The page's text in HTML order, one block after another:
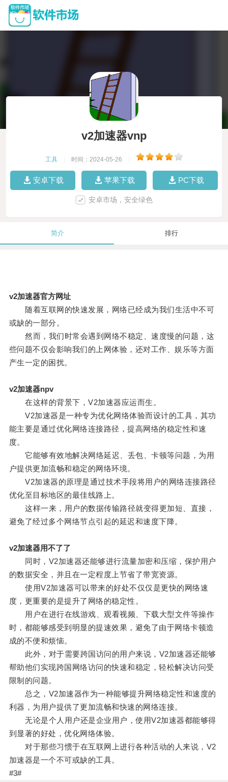
v2加速器vnp
工具 时间：2024-05-26
安卓下载 苹果下载 PC下载
安卓市场，安全绿色
简介 排行
v2加速器官方网址
随着互联网的快速发展，网络已经成为我们生活中不可
或缺的一部分。
然而，我们时常会遇到网络不稳定、速度慢的问题，这
些问题不仅会影响我们的上网体验，还对工作、娱乐等方面
产生一定的困扰。
v2加速器npv
在这样的背景下，V2加速器应运而生。
V2加速器是一种专为优化网络体验而设计的工具，其功
能主要是通过优化网络连接路径，提高网络的稳定性和速
度。
它能够有效地解决网络延迟、丢包、卡顿等问题，为用
户提供更加流畅和稳定的网络环境。
V2加速器的原理是通过技术手段将用户的网络连接路径
优化至目标地区的最佳线路上。
这样一来，用户的数据传输路径就变得更加短、直接，
避免了经过多个网络节点引起的延迟和速度下降。
v2加速器用不了了
同时，V2加速器还能够进行流量加密和压缩，保护用户
的数据安全，并且在一定程度上节省了带宽资源。
使用V2加速器可以带来的好处不仅仅是更快的网络速
度，更重要的是提升了网络的稳定性。
用户在进行在线游戏、观看视频、下载大型文件等操作
时，都能够感受到明显的提速效果，避免了由于网络卡顿造
成的不便和烦恼。
此外，对于需要跨国访问的用户来说，V2加速器还能够
帮助他们实现跨国网络访问的快速和稳定，轻松解决访问受
限制的问题。
总之，V2加速器作为一种能够提升网络稳定性和速度的
利器，为用户提供了更加流畅和快速的网络连接。
无论是个人用户还是企业用户，使用V2加速器都能够得
到显著的好处，优化网络体验。
对于那些习惯于在互联网上进行各种活动的人来说，V2
加速器是一个不可或缺的工具。
#3#